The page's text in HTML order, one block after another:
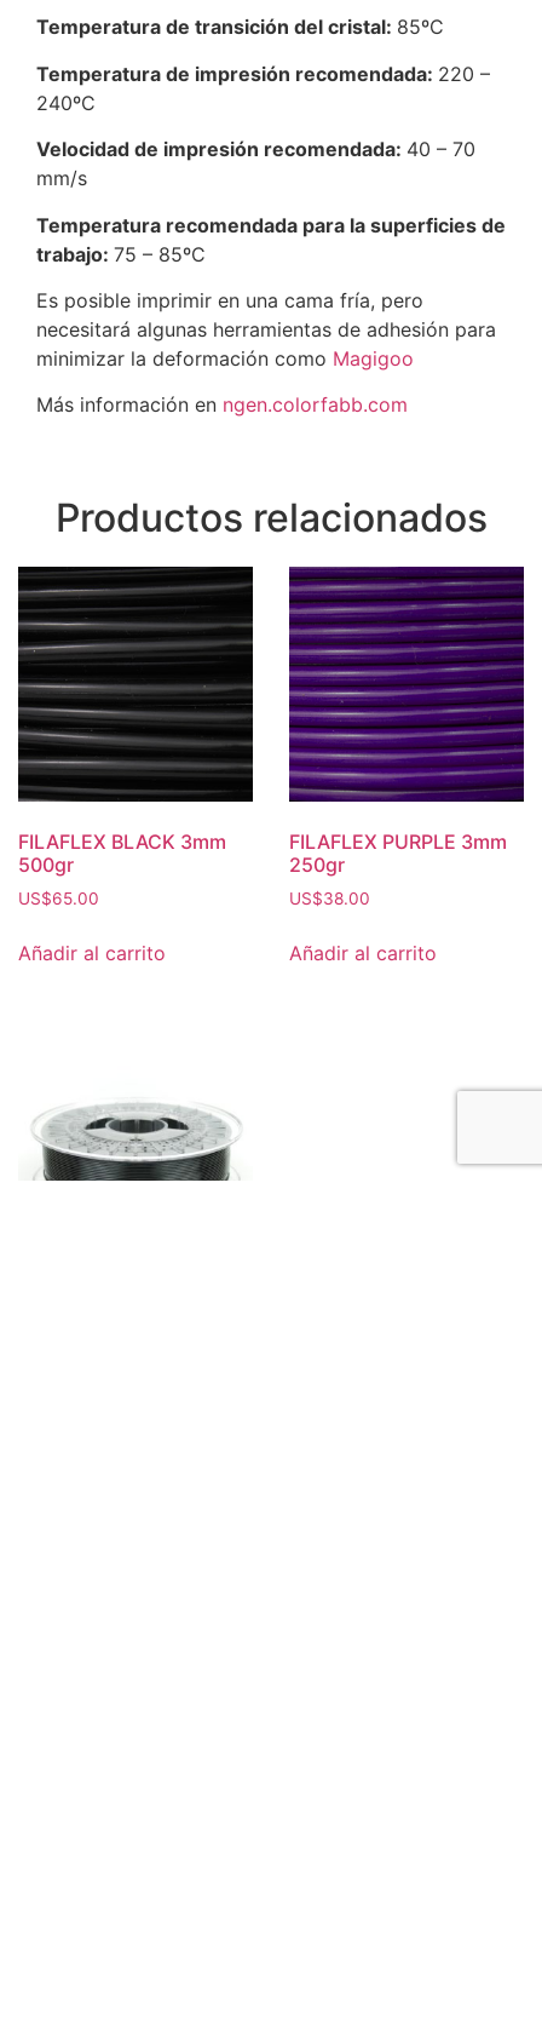
Temperatura de transición del cristal: 85ºC
Temperatura de impresión recomendada: 220 –
240ºC
Velocidad de impresión recomendada: 40 – 70
mm/s
Temperatura recomendada para la superficies de
trabajo: 75 – 85ºC
Es posible imprimir en una cama fría, pero
necesitará algunas herramientas de adhesión para
minimizar la deformación como Magigoo
Más información en ngen.colorfabb.com
Productos relacionados
FILAFLEX BLACK 3mm
500gr
US$65.00
Añadir al carrito
FILAFLEX PURPLE 3mm
250gr
US$38.00
Añadir al carrito